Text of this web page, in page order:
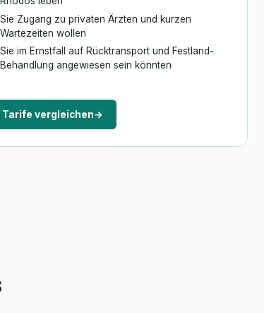
Sie Zugang zu privaten Ärzten und kurzen
Wartezeiten wollen
Sie im Ernstfall auf Rücktransport und Festland-
Behandlung angewiesen sein könnten
Tarife vergleichen→